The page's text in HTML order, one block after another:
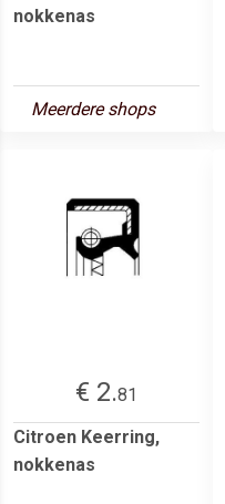
nokkenas
Meerdere shops
€ 2.81
Citroen Keerring,
nokkenas